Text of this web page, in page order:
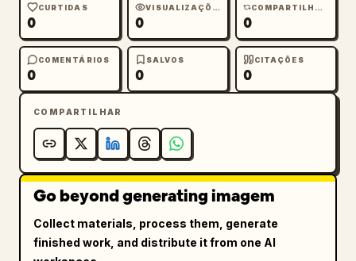
CURTIDAS
0
VISUALIZAÇÕES
0
COMPARTILHAMENTOS
0
COMENTÁRIOS
0
SALVOS
0
CITAÇÕES
0
COMPARTILHAR
Go beyond generating imagem
Collect materials, process them, generate
finished work, and distribute it from one AI